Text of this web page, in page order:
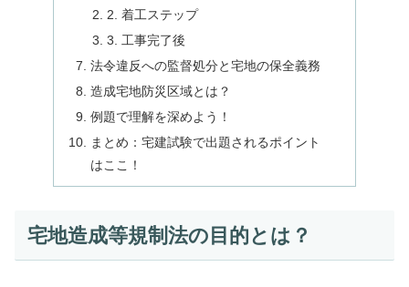
2. 着工ステップ
3. 工事完了後
法令違反への監督処分と宅地の保全義務
造成宅地防災区域とは？
例題で理解を深めよう！
まとめ：宅建試験で出題されるポイント
はここ！
宅地造成等規制法の目的とは？